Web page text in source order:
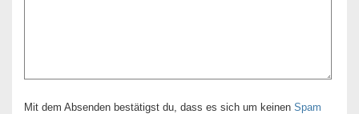
Mit dem Absenden bestätigst du, dass es sich um keinen Spam